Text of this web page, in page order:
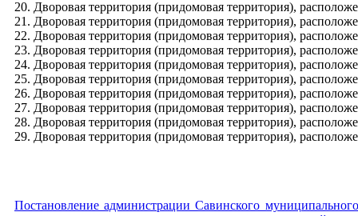
20. Дворовая территория (придомовая территория),
21. Дворовая территория (придомовая территория),
22. Дворовая территория (придомовая территория),
23. Дворовая территория (придомовая территория),
24. Дворовая территория (придомовая территория),
25. Дворовая территория (придомовая территория),
26. Дворовая территория (придомовая территория),
27. Дворовая территория (придомовая территория),
28. Дворовая территория (придомовая территория),
29. Дворовая территория (придомовая территория),
Постановление администрации Савинского